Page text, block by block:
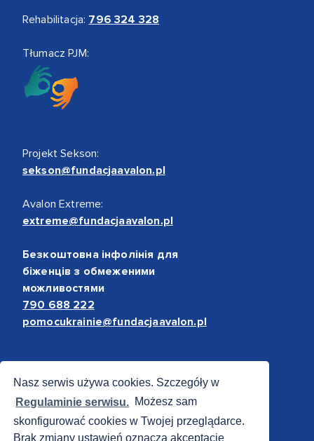
Nasz serwis używa cookies. Szczegóły w
Regulaminie serwisu. Możesz sam
skonfigurować cookies w Twojej przeglądarce.
Brak zmiany ustawień oznacza akceptację
Rehabilitacja: 796 324 328
Tłumacz PJM:
Projekt Sekson:
sekson@fundacjaavalon.pl
Avalon Extreme:
extreme@fundacjaavalon.pl
Безкоштовна інфолінія для
біженців з обмеженими
можливостями
790 688 222
pomocukrainie@fundacjaavalon.pl
Bezpieczne płatności